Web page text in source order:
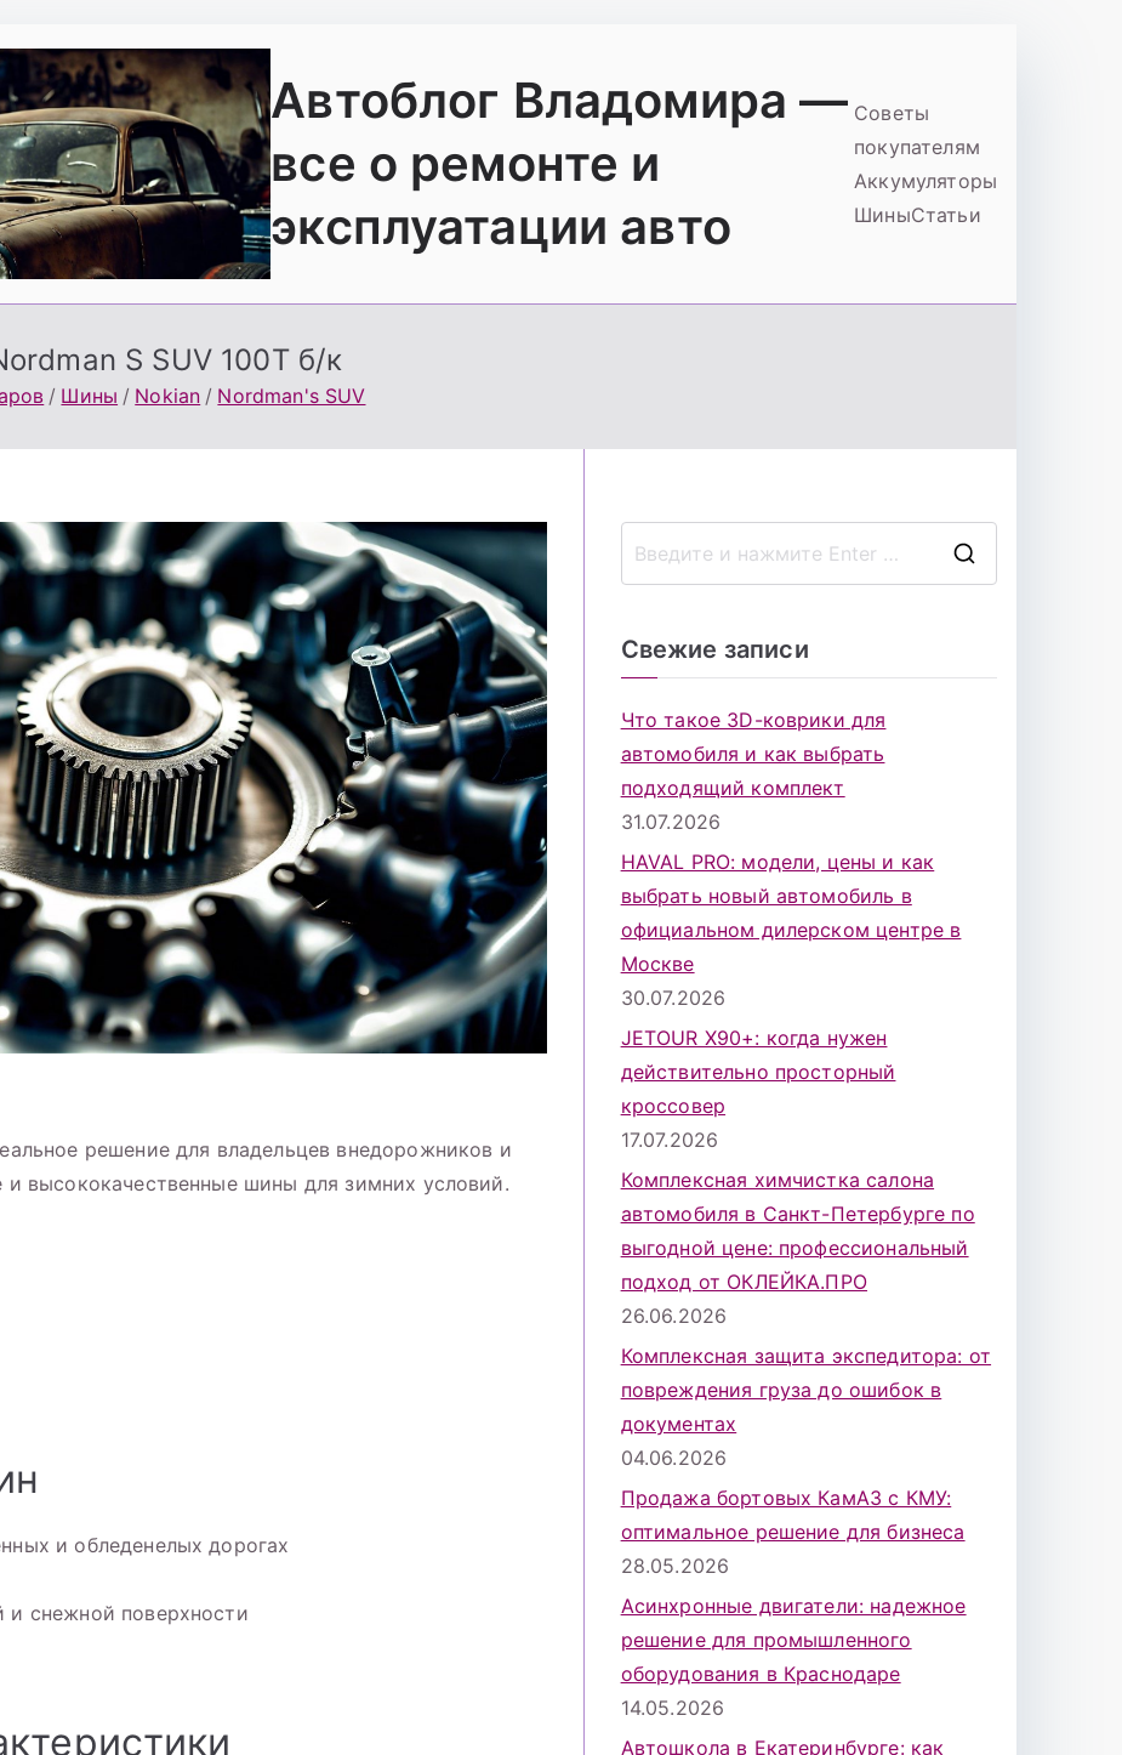
Автоблог Владомира —
все о ремонте и
эксплуатации авто
Советы
покупателям
Аккумуляторы
ШиныСтатьи
S SUV 100T б/к
Шины Nokian Nordman's SUV
решение для владельцев внедорожников и
высококачественные шины для зимних условий.
и обледенелых дорогах
и снежной поверхности
Свежие записи
Что такое 3D-коврики для
автомобиля и как выбрать
подходящий комплект
31.07.2026
HAVAL PRO: модели, цены и как
выбрать новый автомобиль в
официальном дилерском центре в
Москве
30.07.2026
JETOUR X90+: когда нужен
действительно просторный
кроссовер
17.07.2026
Комплексная химчистка салона
автомобиля в Санкт-Петербурге по
выгодной цене: профессиональный
подход от ОКЛЕЙКА.ПРО
26.06.2026
Комплексная защита экспедитора: от
повреждения груза до ошибок в
документах
04.06.2026
Продажа бортовых КамАЗ с КМУ:
оптимальное решение для бизнеса
28.05.2026
Асинхронные двигатели: надежное
решение для промышленного
оборудования в Краснодаре
14.05.2026
Автошкола в Екатеринбурге: как